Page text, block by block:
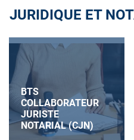
JURIDIQUE ET
BTS
COLLABORATEUR
JURISTE
NOTARIAL (CJN)